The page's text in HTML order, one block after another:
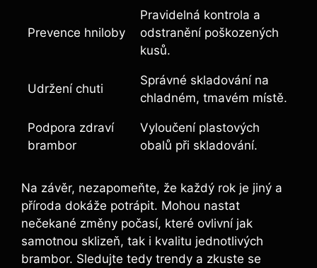
Prevence hniloby
Pravidelná kontrola a
odstranění poškozených
kusů.
Udržení chuti
Správné skladování na
chladném, tmavém místě.
Podpora zdraví
brambor
Vyloučení plastových
obalů při skladování.
Na závěr, nezapomeňte, že každý rok je jiný a
příroda dokáže potrápit. Mohou nastat
nečekané změny počasí, které ovlivní jak
samotnou sklizeň, tak i kvalitu jednotlivých
brambor. Sledujte tedy trendy a zkuste se